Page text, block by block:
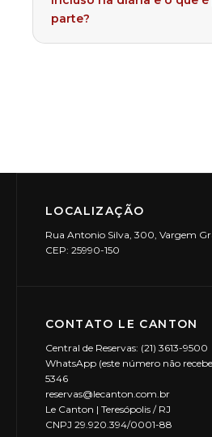
parte?
LOCALIZAÇÃO
Rua Antonio Silva, 300, Vargem
CEP: 25990-150
CONTATO LE CANTON
Central de Reservas: (21) 3613-9500
WhatsApp (este número não
5346
reservas@lecanton.com.br
Le Canton | Teresópolis / RJ
CNPJ 29.920.394/0001-88